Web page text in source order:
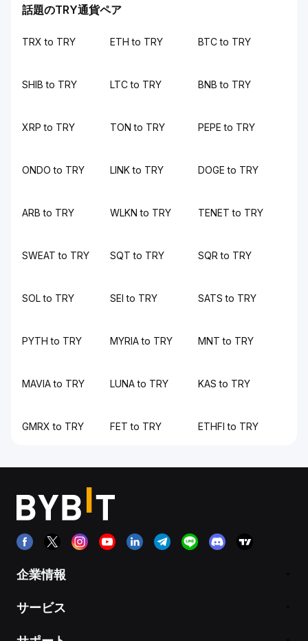
話題のTRY通貨ペア
TRX to TRY ETH to TRY BTC to TRY
SHIB to TRY LTC to TRY BNB to TRY
XRP to TRY TON to TRY PEPE to TRY
ONDO to TRY LINK to TRY DOGE to TRY
ARB to TRY WLKN to TRY TENET to TRY
SWEAT to TRY SQT to TRY SQR to TRY
SOL to TRY SEI to TRY SATS to TRY
PYTH to TRY MYRIA to TRY MNT to TRY
MAVIA to TRY LUNA to TRY KAS to TRY
GMRX to TRY FET to TRY ETHFI to TRY
企業情報
サービス